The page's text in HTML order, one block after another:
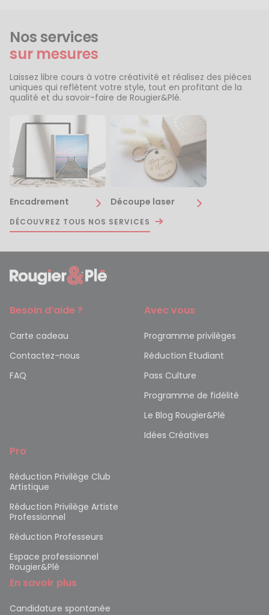
Nos services
sur mesures
Laissez libre cours à votre créativité et réalisez des pièces
uniques qui reflètent votre style, tout en profitant de la
qualité et du savoir-faire de Rougier&Plé.
Encadrement Découpe laser
DÉCOUVREZ TOUS NOS SERVICES
Besoin d’aide ?
Carte cadeau
Contactez-nous
FAQ
Avec vous
Programme privilèges
Réduction Etudiant
Pass Culture
Programme de fidélité
Le Blog Rougier&Plé
Idées Créatives
Pro
Réduction Privilège Club
Artistique
Réduction Privilège Artiste
Professionnel
Réduction Professeurs
Espace professionnel
Rougier&Plé
En savoir plus
Candidature spontanée